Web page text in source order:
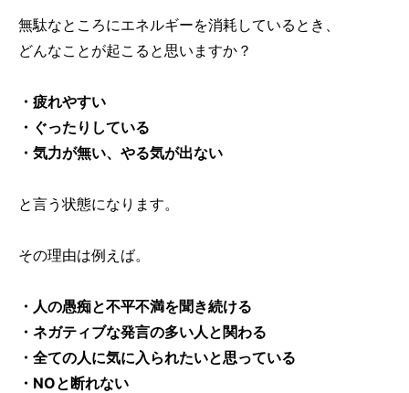
無駄なところにエネルギーを消耗しているとき、
どんなことが起こると思いますか？
・疲れやすい
・ぐったりしている
・気力が無い、やる気が出ない
と言う状態になります。
その理由は例えば。
・人の愚痴と不平不満を聞き続ける
・ネガティブな発言の多い人と関わる
・全ての人に気に入られたいと思っている
・NOと断れない